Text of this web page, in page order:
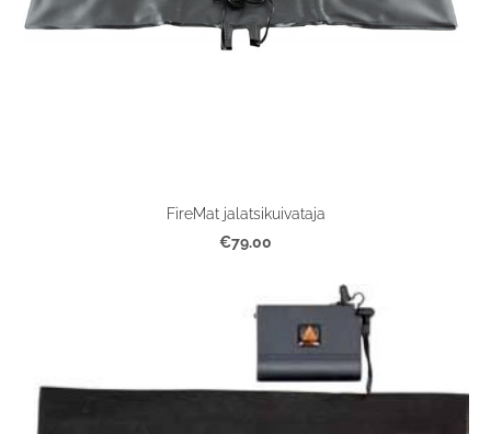
FireMat jalatsikuivataja
€79.00